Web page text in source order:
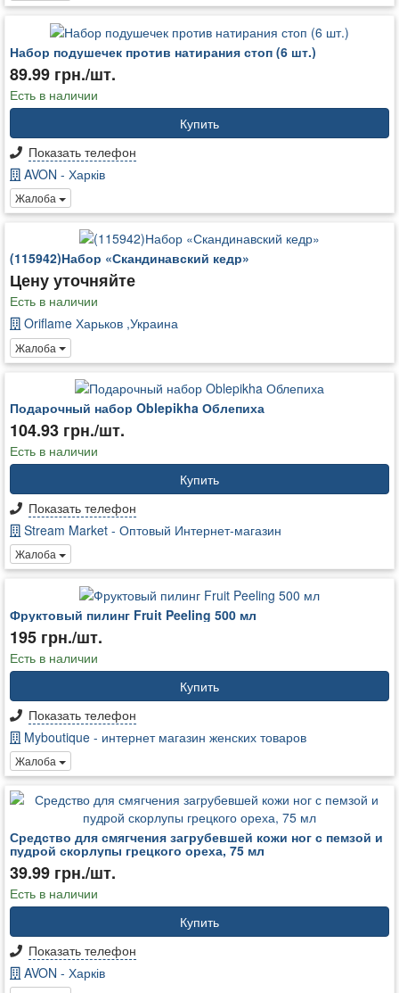
Набор подушечек против натирания стоп (6 шт.)
89.99 грн./шт.
Есть в наличии
Купить
Показать телефон
AVON - Харків
Жалоба
(115942)Набор «Скандинавский кедр»
Цену уточняйте
Есть в наличии
Oriflame Харьков ,Украина
Жалоба
Подарочный набор Oblepikha Облепиха
104.93 грн./шт.
Есть в наличии
Купить
Показать телефон
Stream Market - Оптовый Интернет-магазин
Жалоба
Фруктовый пилинг Fruit Peeling 500 мл
195 грн./шт.
Есть в наличии
Купить
Показать телефон
Myboutique - интернет магазин женских товаров
Жалоба
Средство для смягчения загрубевшей кожи ног с пемзой и
пудрой скорлупы грецкого ореха, 75 мл
39.99 грн./шт.
Есть в наличии
Купить
Показать телефон
AVON - Харків